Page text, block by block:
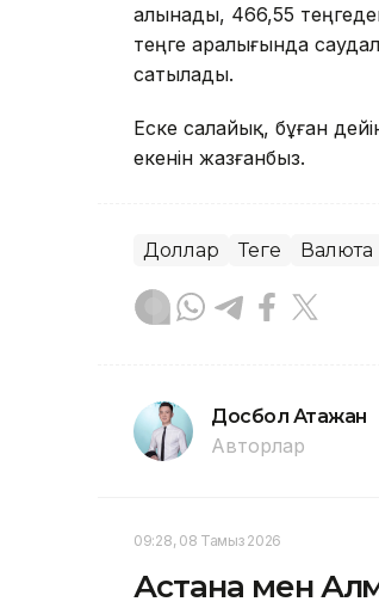
алынады, 466,55
теңге аралығында
сатылады.
Еске салайық, бұған
екенін жазғанбыз.
Доллар Теңге Валюта
Досбол Атажан
Авторлар
09:28, 08 Тамыз 2026
Астана мен